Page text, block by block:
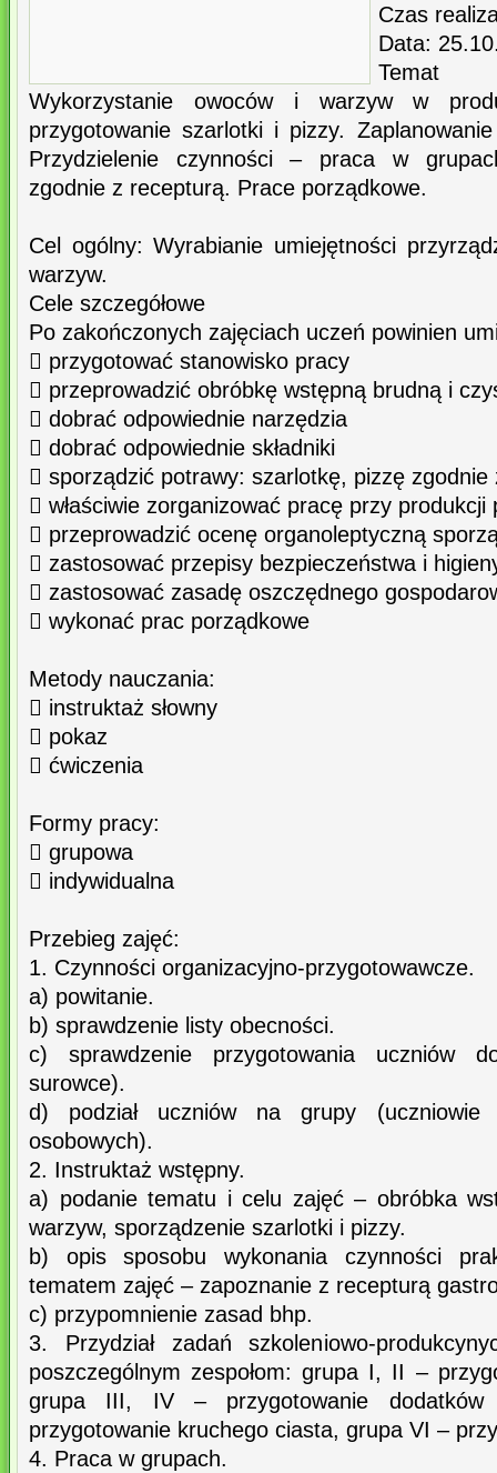
Czas
Data:
Temat
Wykorzystanie owoców i warzyw w
przygotowanie szarlotki i pizzy.
Przydzielenie czynności – praca w
zgodnie z recepturą. Prace porządkowe.
Cel ogólny: Wyrabianie umiejętności
warzyw.
Cele szczegółowe
Po zakończonych zajęciach uczeń powinien
 przygotować stanowisko pracy
 przeprowadzić obróbkę wstępną brudną i
 dobrać odpowiednie narzędzia
 dobrać odpowiednie składniki
 sporządzić potrawy: szarlotkę, pizzę zgodnie
 właściwie zorganizować pracę przy produkcji
 przeprowadzić ocenę organoleptyczną
 zastosować przepisy bezpieczeństwa i
 zastosować zasadę oszczędnego
 wykonać prac porządkowe
Metody nauczania:
 instruktaż słowny
 pokaz
 ćwiczenia
Formy pracy:
 grupowa
 indywidualna
Przebieg zajęć:
1. Czynności organizacyjno-przygotowawcze.
a) powitanie.
b) sprawdzenie listy obecności.
c) sprawdzenie przygotowania uczniów
surowce).
d) podział uczniów na grupy
osobowych).
2. Instruktaż wstępny.
a) podanie tematu i celu zajęć – obróbka
warzyw, sporządzenie szarlotki i pizzy.
b) opis sposobu wykonania czynności
tematem zajęć – zapoznanie z recepturą
c) przypomnienie zasad bhp.
3. Przydział zadań szkoleniowo-
poszczególnym zespołom: grupa I, II –
grupa III, IV – przygotowanie
przygotowanie kruchego ciasta, grupa VI –
4. Praca w grupach.